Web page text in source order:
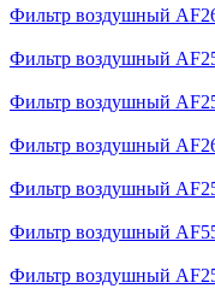
Фильтр воздушный
Фильтр воздушный
Фильтр воздушный
Фильтр воздушный
Фильтр воздушный
Фильтр воздушный
Фильтр воздушный